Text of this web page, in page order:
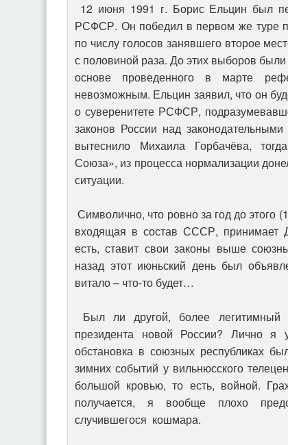
12 июня 1991 г. Борис Ельцин был
РСФСР. Он победил в первом же туре
по числу голосов занявшего второе
с половиной раза. До этих выборов
основе проведенного в марте
невозможным. Ельцин заявил, что он
о суверенитете РСФСР,
законов России над
вытеснило Михаила Горбачёва,
Союза», из процесса нормализации
ситуации.
Символично, что ровно за год до этого
входящая в состав СССР, принимает
есть, ставит свои законы выше
назад этот июньский день был
витало – что-то будет…
Был ли другой, более
президента новой России? Лично я
обстановка в союзных республиках
зимних событий у вильнюсского
большой кровью, то есть, войной.
получается, я вообще плохо
случившегося кошмара.